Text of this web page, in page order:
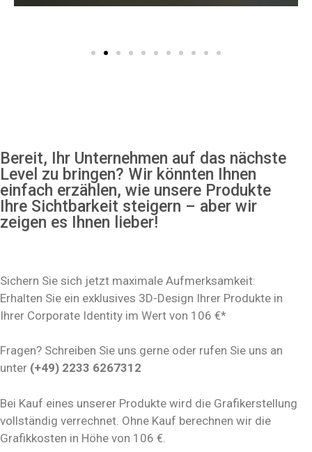
Bereit, Ihr Unternehmen auf das nächste
Level zu bringen? Wir könnten Ihnen
einfach erzählen, wie unsere Produkte
Ihre Sichtbarkeit steigern – aber wir
zeigen es Ihnen lieber!
Sichern Sie sich jetzt maximale Aufmerksamkeit:
Erhalten Sie ein exklusives 3D-Design Ihrer Produkte in
Ihrer Corporate Identity im Wert von 106 €*
Fragen? Schreiben Sie uns gerne oder rufen Sie uns an
unter (+49) 2233 6267312
Bei Kauf eines unserer Produkte wird die Grafikerstellung
vollständig verrechnet. Ohne Kauf berechnen wir die
Grafikkosten in Höhe von 106 €.